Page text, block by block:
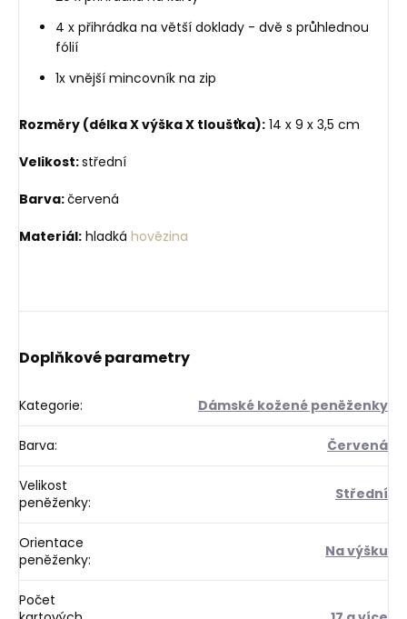
4 x přihrádka na větší doklady - dvě s průhlednou
fólií
1x vnější mincovník na zip
Rozměry (délka X výška X tloušťka): 14 x 9 x 3,5 cm
Velikost:střední
Barva:červená
Materiál: hladká hovězina
Doplňkové parametry
Kategorie: Dámské kožené peněženky
Barva: Červená
Velikost
peněženky: Střední
Orientace
peněženky: Na výšku
Počet